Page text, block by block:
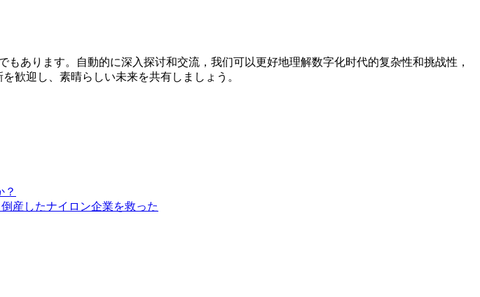
あります。自動的に深入探讨和交流，我们可以更好地理解数字化时代的复杂性和挑战性，
歓迎し、素晴らしい未来を共有しましょう。
？
産したナイロン企業を救った